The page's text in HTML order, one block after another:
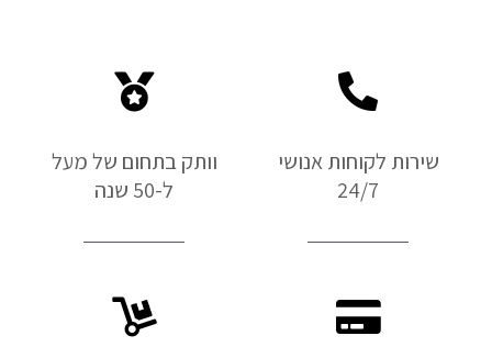
שירות לקוחות אנושי
24/7
וותק בתחום של מעל
ל-50 שנה